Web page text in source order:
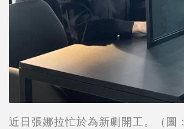
近日張娜拉忙於為新劇開工。（ 圖：